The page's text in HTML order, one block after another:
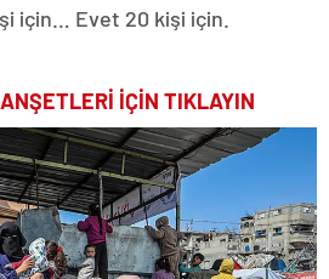
için… Evet 20 kişi için.
İÇİN TIKLAYIN